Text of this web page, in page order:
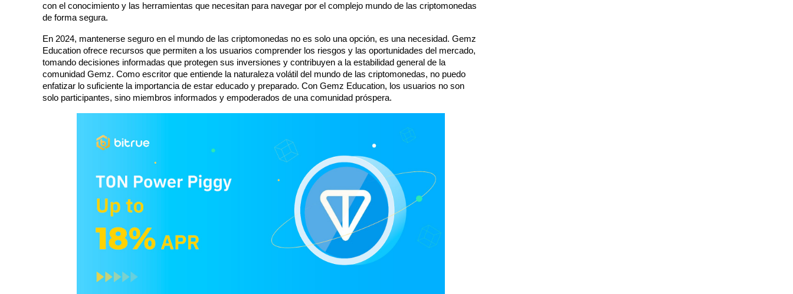
Guía
Guía de inicio de futuros
Aprenda cómo mantenerse rentable
con el conocimiento y las herramientas que necesitan para navegar por el complejo mundo de las criptomonedas
de forma segura.
En 2024, mantenerse seguro en el mundo de las criptomonedas no es solo una opción, es una necesidad. Gemz
Education ofrece recursos que permiten a los usuarios comprender los riesgos y las oportunidades del mercado,
tomando decisiones informadas que protegen sus inversiones y contribuyen a la estabilidad general de la
comunidad Gemz. Como escritor que entiende la naturaleza volátil del mundo de las criptomonedas, no puedo
enfatizar lo suficiente la importancia de estar educado y preparado. Con Gemz Education, los usuarios no son
solo participantes, sino miembros informados y empoderados de una comunidad próspera.